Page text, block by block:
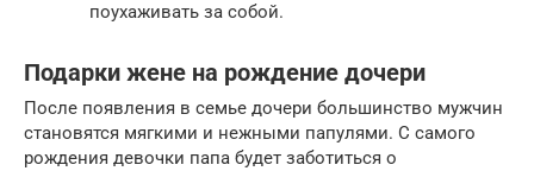
поухаживать за собой.
Подарки жене на рождение дочери
После появления в семье дочери большинство мужчин
становятся мягкими и нежными папулями. С самого
рождения девочки папа будет заботиться о